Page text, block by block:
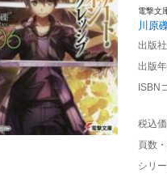
電撃文
川原
出版
出版年
ISBN
税込
頁数
シリ